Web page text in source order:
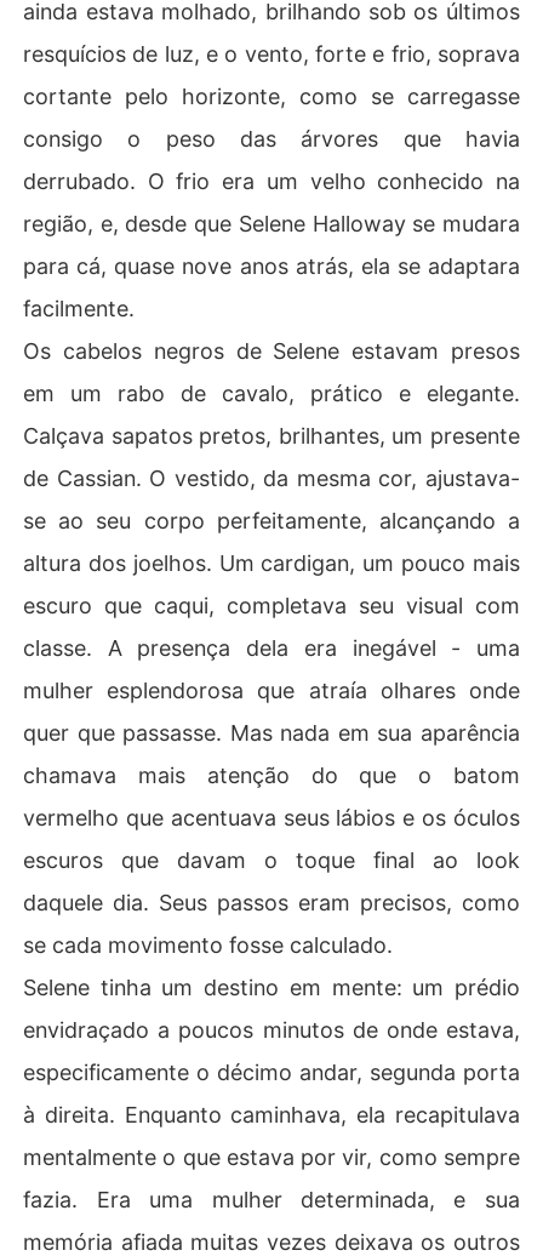
ainda estava molhado, brilhando sob os últimos
resquícios de luz, e o vento, forte e frio, soprava
cortante pelo horizonte, como se carregasse
consigo o peso das árvores que havia
derrubado. O frio era um velho conhecido na
região, e, desde que Selene Halloway se mudara
para cá, quase nove anos atrás, ela se adaptara
facilmente.
Os cabelos negros de Selene estavam presos
em um rabo de cavalo, prático e elegante.
Calçava sapatos pretos, brilhantes, um presente
de Cassian. O vestido, da mesma cor, ajustava-
se ao seu corpo perfeitamente, alcançando a
altura dos joelhos. Um cardigan, um pouco mais
escuro que caqui, completava seu visual com
classe. A presença dela era inegável - uma
mulher esplendorosa que atraía olhares onde
quer que passasse. Mas nada em sua aparência
chamava mais atenção do que o batom
vermelho que acentuava seus lábios e os óculos
escuros que davam o toque final ao look
daquele dia. Seus passos eram precisos, como
se cada movimento fosse calculado.
Selene tinha um destino em mente: um prédio
envidraçado a poucos minutos de onde estava,
especificamente o décimo andar, segunda porta
à direita. Enquanto caminhava, ela recapitulava
mentalmente o que estava por vir, como sempre
fazia. Era uma mulher determinada, e sua
memória afiada muitas vezes deixava os outros